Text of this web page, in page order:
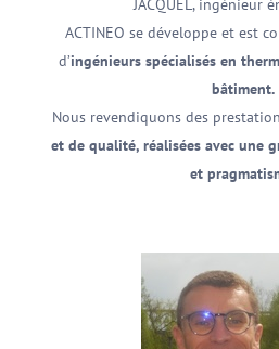
JACQUEL, ingénieur
ACTINEO se développe et est
d’ingénieurs spécialisés en
bâtiment.
Nous revendiquons des
et de qualité, réalisées avec une
et